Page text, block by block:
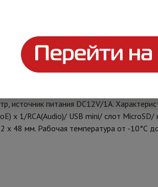
CVBS, Ethernet, RS-485, Audio.
измерение РоЕ-напряжения,
источник питания DC12V/1А.
x 1/RCA(Audio)/ USB mini/ cлот
х 48 мм. Рабочая температура от -10°С